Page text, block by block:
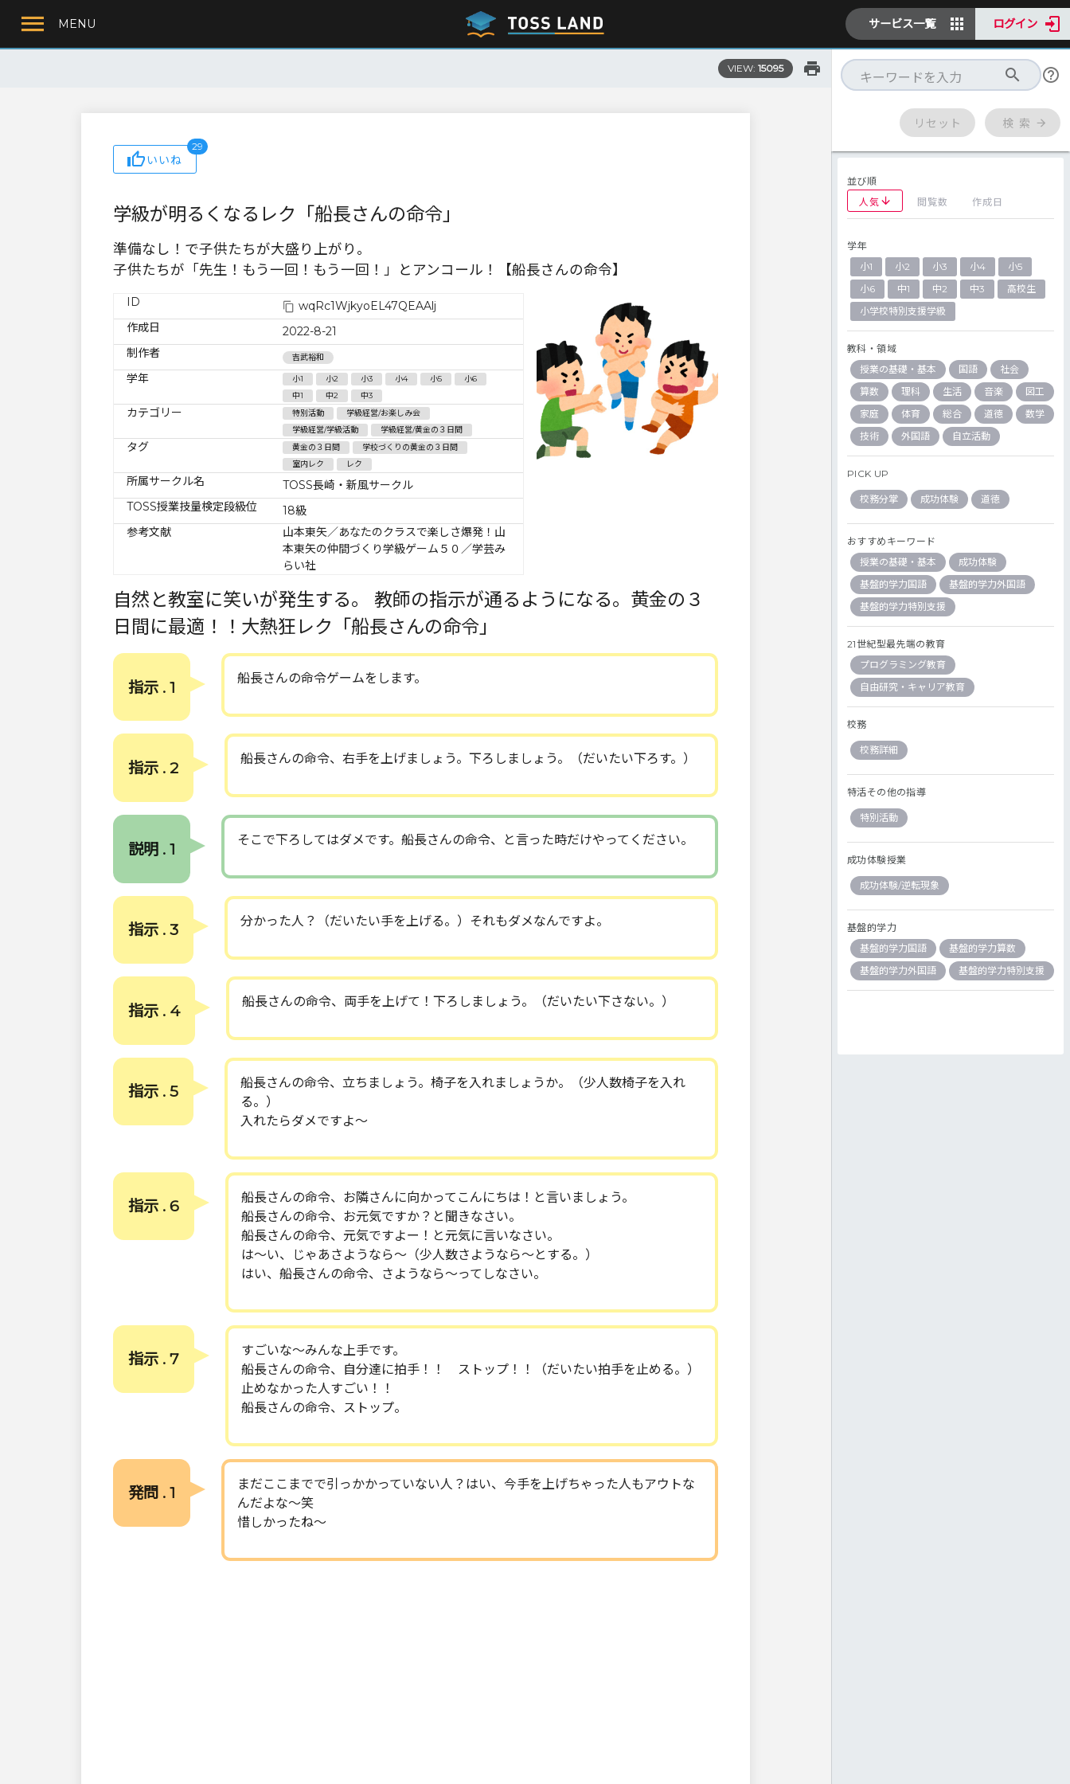
MENU サービス一覧 ログイン
VIEW: 15095
いいね
29
学級が明るくなるレク「船長さんの命令」
準備なし！で子供たちが大盛り上がり。
子供たちが「先生！もう一回！もう一回！」とアンコール！【船長さんの命令】
ID
wqRc1WjkyoEL47QEAAlj
作成日
2022-8-21
制作者
吉武裕和
学年 小1 小2 小3 小4 小5
小6
中1
中2 中3
カテゴリー 特別活動
学級経営/お楽しみ会
学級経営/学級活動
学級経営/黄金の３日間
タグ 黄金の３日間
学校づくりの黄金の３日間
室内レク
レク
所属サークル名
TOSS長崎・新風サークル
TOSS授業技量検定段級位
18級
参考文献
山本東矢／あなたのクラスで楽しさ爆発！山
本東矢の仲間づくり学級ゲーム５０／学芸み
らい社
自然と教室に笑いが発生する。 教師の指示が通るようになる。黄金の３
日間に最適！！大熱狂レク「船長さんの命令」
指示 . 1 船長さんの命令ゲームをします。
指示 . 2 船長さんの命令、右手を上げましょう。下ろしましょう。（だいたい下ろす。）
説明 . 1 そこで下ろしてはダメです。船長さんの命令、と言った時だけやってください。
指示 . 3 分かった人？（だいたい手を上げる。）それもダメなんですよ。
指示 . 4 船長さんの命令、両手を上げて！下ろしましょう。（だいたい下さない。）
指示 . 5
船長さんの命令、立ちましょう。椅子を入れましょうか。（少人数椅子を入れ
る。）
入れたらダメですよ〜
指示 . 6
船長さんの命令、お隣さんに向かってこんにちは！と言いましょう。
船長さんの命令、お元気ですか？と聞きなさい。
船長さんの命令、元気ですよー！と元気に言いなさい。
は〜い、じゃあさようなら〜（少人数さようなら〜とする。）
はい、船長さんの命令、さようなら〜ってしなさい。
指示 . 7
すごいな〜みんな上手です。
船長さんの命令、自分達に拍手！！ ストップ！！（だいたい拍手を止める。）
止めなかった人すごい！！
船長さんの命令、ストップ。
発問 . 1
まだここまでで引っかかっていない人？はい、今手を上げちゃった人もアウトな
んだよな〜笑
惜しかったね〜
リセット 検 索
並び順
人気
閲覧数 作成日
学年
小1
小2 小3 小4
小5
小6
中1 中2 中3
高校生
小学校特別支援学級
教科・領域
授業の基礎・基本
国語
社会
算数
理科 生活 音楽
図工
家庭
体育 総合 道徳
数学
技術
外国語 自立活動
PICK UP
校務分掌 成功体験 道徳
おすすめキーワード
授業の基礎・基本
成功体験
基盤的学力国語
基盤的学力外国語
基盤的学力特別支援
21世紀型最先端の教育
プログラミング教育
自由研究・キャリア教育
校務
校務詳細
特活その他の指導
特別活動
成功体験授業
成功体験/逆転現象
基盤的学力
基盤的学力国語
基盤的学力算数
基盤的学力外国語
基盤的学力特別支援